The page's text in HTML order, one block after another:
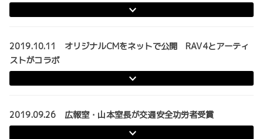
2019.10.11 オリジナルCMをネットで公開 RAV4とアーティ
ストがコラボ
2019.09.26 広報室・山本室長が交通安全功労者受賞